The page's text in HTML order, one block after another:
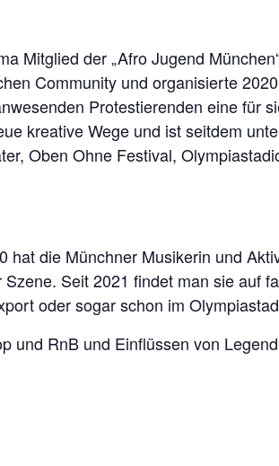
Mitglied der „Afro Jugend
Community und organisierte
Protestierenden eine für
kreative Wege und ist seitdem
Oben Ohne Festival,
hat die Münchner Musikerin und
Seit 2021 findet man sie auf
oder sogar schon im
und RnB und Einflüssen von